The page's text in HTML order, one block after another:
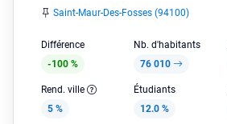
Saint-Maur-Des-Fosses (94100)
Différence
-100 %
Nb. d'habitants
76 010
Rend. ville
5 %
Étudiants
12.0 %